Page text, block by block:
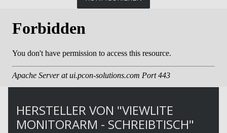
HERSTELLER VON "VIEWLITE
MONITORARM - SCHREIBTISCH"